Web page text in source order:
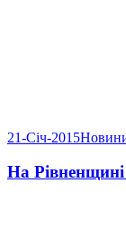
21-Січ-2015
На